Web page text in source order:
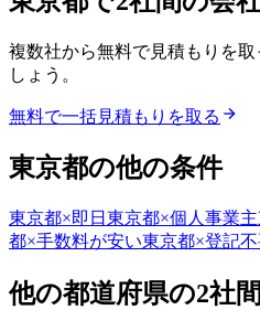
複数社から無料で見積もりを
しょう。
無料で一括見積もりを取る
東京都の他の条件
東京都×即日 東京都×個人事業主
都×手数料が安い東京都×登記
他の都道府県の2社間